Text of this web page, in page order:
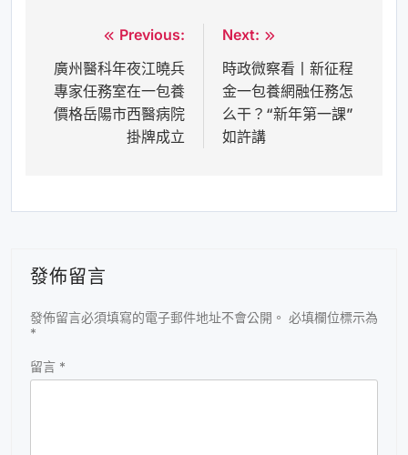
章
導
Previous:
廣州醫科年夜江曉兵
專家任務室在一包養
價格岳陽市西醫病院
掛牌成立
Next:
時政微察看丨新征程
金一包養網融任務怎
么干？“新年第一課”
如許講
發佈留言
發佈留言必須填寫的電子郵件地址不會公開。 必填欄位標示為
*
留言 *